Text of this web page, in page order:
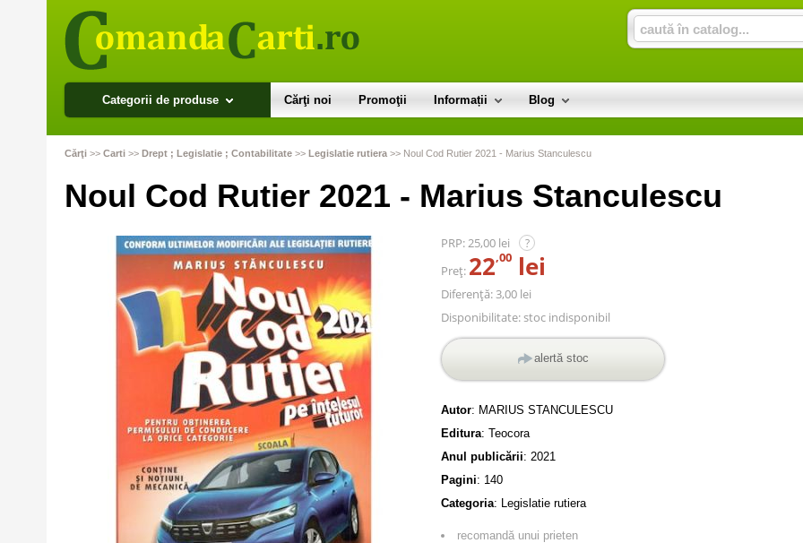
Categorii de produse Cărţi noi Promoţii Informații Blog
Cărţi >> Carti >> Drept ; Legislatie ; Contabilitate >> Legislatie rutiera >> Noul Cod Rutier 2021 - Marius Stanculescu
Noul Cod Rutier 2021 - Marius Stanculescu
PRP:25,00 lei ?
Preț: 22,00 lei
Diferență: 3,00 lei
Disponibilitate:stoc indisponibil
alertă stoc
Autor: MARIUS STANCULESCU
Editura: Teocora
Anul publicării: 2021
Pagini: 140
Categoria: Legislatie rutiera
recomandă unui prieten